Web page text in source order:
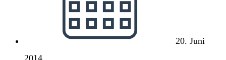
20. Juni